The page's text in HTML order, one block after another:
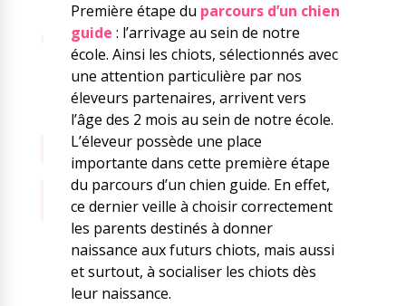
Première étape du parcours d’un chien
guide : l’arrivage au sein de notre
école. Ainsi les chiots, sélectionnés avec
une attention particulière par nos
éleveurs partenaires, arrivent vers
l’âge des 2 mois au sein de notre école.
L’éleveur possède une place
importante dans cette première étape
du parcours d’un chien guide. En effet,
ce dernier veille à choisir correctement
les parents destinés à donner
naissance aux futurs chiots, mais aussi
et surtout, à socialiser les chiots dès
leur naissance.